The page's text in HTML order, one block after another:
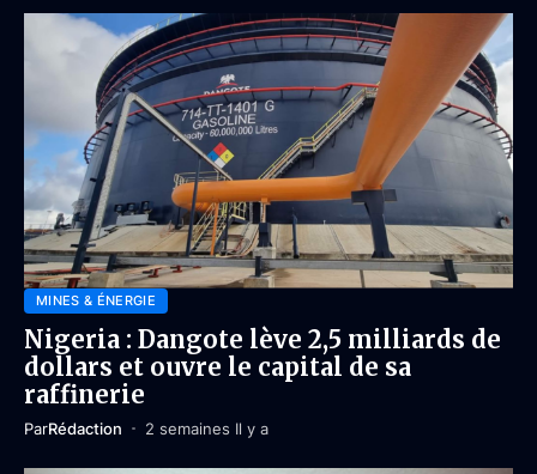
MINES & ÉNERGIE
Nigeria : Dangote lève 2,5 milliards de
dollars et ouvre le capital de sa
raffinerie
ParRédaction 2 semaines Il y a